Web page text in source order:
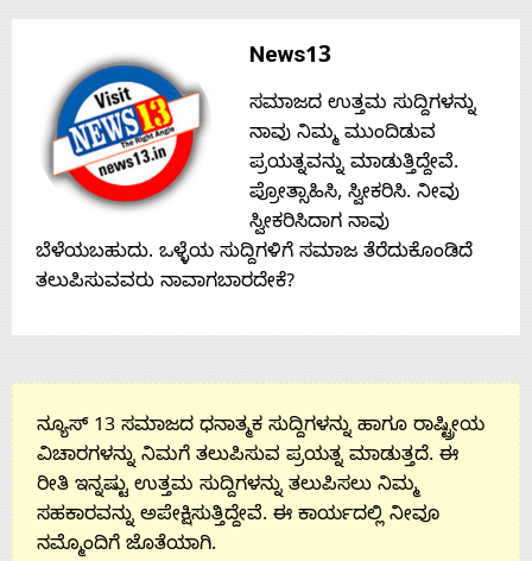
Contact
Us
News13
ಸಮಾಜದ ಉತ್ತಮ ಸುದ್ದಿಗಳನ್ನು
ನಾವು ನಿಮ್ಮ ಮುಂದಿಡುವ
ಪ್ರಯತ್ನವನ್ನು ಮಾಡುತ್ತಿದ್ದೇವೆ.
ಪ್ರೋತ್ಸಾಹಿಸಿ, ಸ್ವೀಕರಿಸಿ. ನೀವು
ಸ್ವೀಕರಿಸಿದಾಗ ನಾವು
ಬೆಳೆಯಬಹುದು. ಒಳ್ಳೆಯ ಸುದ್ದಿಗಳಿಗೆ ಸಮಾಜ ತೆರೆದುಕೊಂಡಿದೆ
ತಲುಪಿಸುವವರು ನಾವಾಗಬಾರದೇಕೆ?
ನ್ಯೂಸ್ 13 ಸಮಾಜದ ಧನಾತ್ಮಕ ಸುದ್ದಿಗಳನ್ನು ಹಾಗೂ ರಾಷ್ಟ್ರೀಯ
ವಿಚಾರಗಳನ್ನು ನಿಮಗೆ ತಲುಪಿಸುವ ಪ್ರಯತ್ನ ಮಾಡುತ್ತದೆ. ಈ
ರೀತಿ ಇನ್ನಷ್ಟು ಉತ್ತಮ ಸುದ್ದಿಗಳನ್ನು ತಲುಪಿಸಲು ನಿಮ್ಮ
ಸಹಕಾರವನ್ನು ಅಪೇಕ್ಷಿಸುತ್ತಿದ್ದೇವೆ. ಈ ಕಾರ್ಯದಲ್ಲಿ ನೀವೂ
ನಮ್ಮೊಂದಿಗೆ ಜೊತೆಯಾಗಿ.